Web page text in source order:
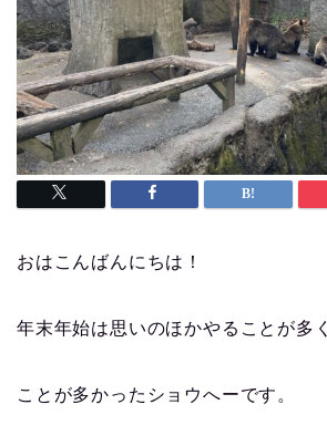
おはこんばんにちは！
年末年始は思いのほかやることが多
ことが多かったショウへーです。